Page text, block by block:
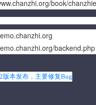
book/
backend.php
版本发布，主要修复Bug